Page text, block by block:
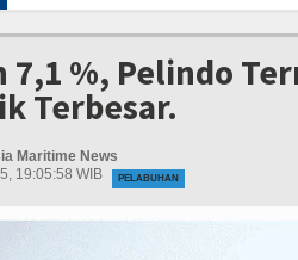
PWI Pusat-AFPI Gelar Workshop
5 Motor Harley Pretelan dari China
5 Motor Harley Pretelan dari China
7,1 %, Pelindo
Terbesar.
Maritime News
19:05:58 WIB
PELABUHAN